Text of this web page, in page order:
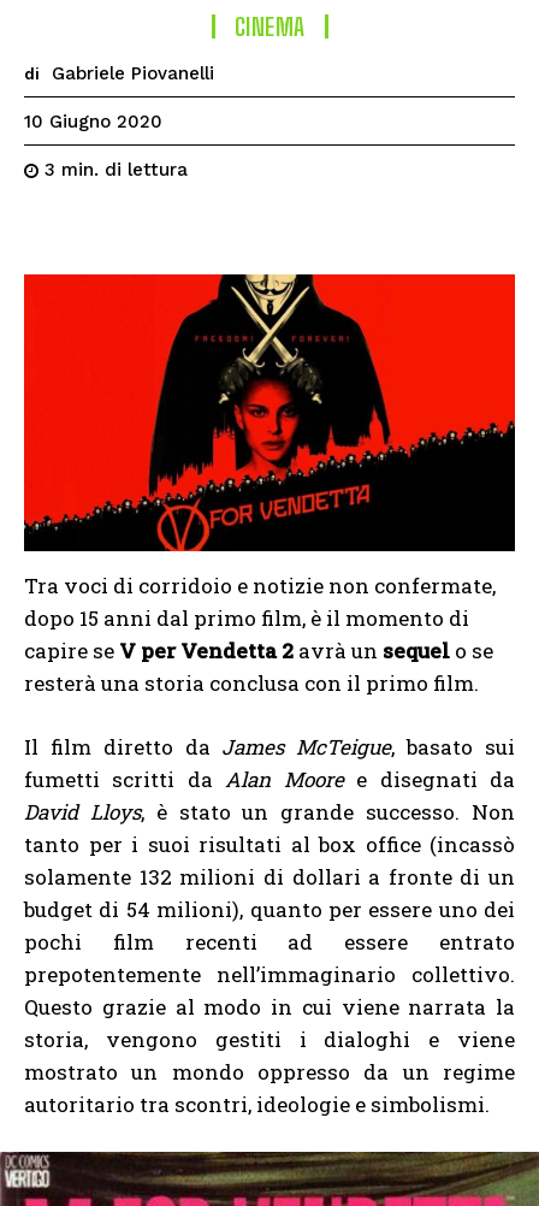
CINEMA
di Gabriele Piovanelli
10 Giugno 2020
3 min. di lettura
Tra voci di corridoio e notizie non confermate,
dopo 15 anni dal primo film, è il momento di
capire se V per Vendetta 2 avrà un sequel o se
resterà una storia conclusa con il primo film.
Il film diretto da James McTeigue, basato sui
fumetti scritti daAlan Mooree disegnati da
David Lloys, è stato un grande successo. Non
tanto per i suoi risultati al box office (incassò
solamente 132 milioni di dollari a fronte di un
budget di 54 milioni), quanto per essere uno dei
pochi film recenti ad essere entrato
prepotentemente nell’immaginario collettivo.
Questo grazie al modo in cui viene narrata la
storia, vengono gestiti i dialoghi e viene
mostrato un mondo oppresso da un regime
autoritario tra scontri, ideologie e simbolismi.